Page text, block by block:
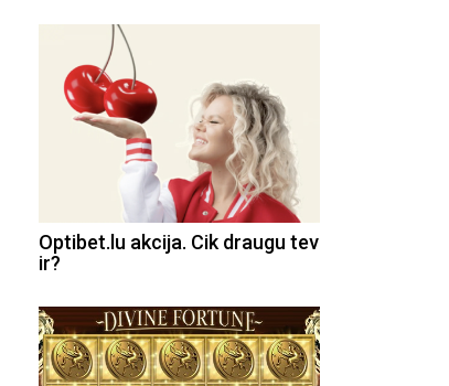
Optibet.lu akcija. Cik draugu tev
ir?